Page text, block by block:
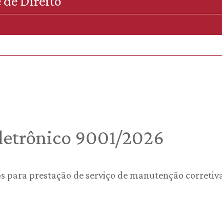
9001/2026
para prestação de serviço de manutenção